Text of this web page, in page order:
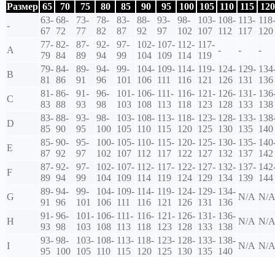
Размер 65 70 75 80 85 90 95 100 105 110 115
120
-
63-
67
68-
72
73-
77
78-
82
83-
87
88-
92
93-
97
98-
102
103-
107
108-
112
113-
117
118-
120
A
77-
79
82-
84
87-
89
92-
94
97-
99
102-
104
107-
109
112-
114
117-
119
- - -
B
79-
81
84-
86
89-
91
94-
96
99-
101
104-
106
109-
111
114-
116
119-
121
124-
126
129-
131
136
C
81-
83
86-
88
91-
93
96-
98
101-
103
106-
108
111-
113
116-
118
121-
123
126-
128
131-
133 138
D
83-
85
88-
90
93-
95
98-
100
103-
105
108-
110
113-
115
118-
120
123-
125
128-
130
133-
135 140
E
85-
87
90-
92
95-
97
100-
102
105-
107
110-
112
115-
117
120-
122
125-
127
130-
132
135-
137 142
F
87-
89
92-
94
97-
99
102-
104
107-
109
112-
114
117-
119
122-
124
127-
129
132-
134
137-
139 144
G
89-
91
94-
96
99-
101
104-
106
109-
111
114-
116
119-
121
124-
126
129-
131
134-
136
N/A N/A
H
91-
93
96-
98
101-
103
106-
108
111-
113
116-
118
121-
123
126-
128
131-
133
136-
138
N/A N/A
I
93-
95
98-
100
103-
105
108-
110
113-
115
118-
120
123-
125
128-
130
133-
135
138-
140
N/A N/A